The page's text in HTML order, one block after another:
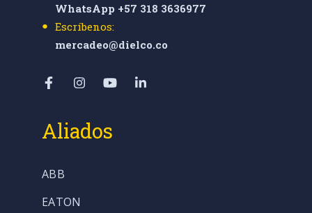
WhatsApp +57 318 3636977
Escríbenos:
mercadeo@dielco.co
Aliados
ABB
EATON